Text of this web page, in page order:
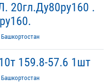
20гл.Ду80ру160 .
Башкортостан
159.8-57.6 1шт
Башкортостан